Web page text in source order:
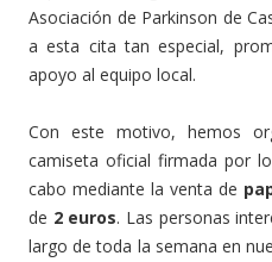
Asociación de Parkinson de
a esta cita tan especial,
apoyo al equipo local.
Con este motivo, hemos
camiseta oficial firmada por
cabo mediante la venta de
de 2 euros. Las personas
largo de toda la semana en